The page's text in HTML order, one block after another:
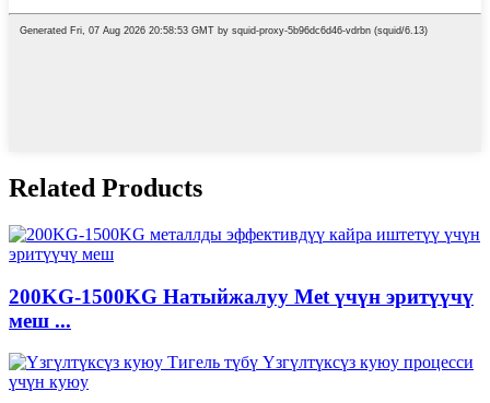
Related Products
200KG-1500KG Натыйжалуу Met үчүн эритүүчү
меш ...